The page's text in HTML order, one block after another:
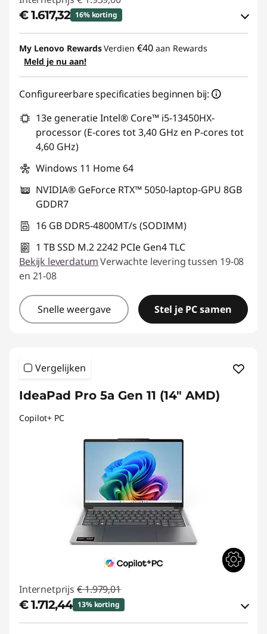
€ 1.617,32 16% korting
eCoupon-besparingen :-€ 321,68
eCoupon gebruiken :
My Lenovo RewardsVerdien €40 aan Rewards
Meld je nu aan!
Configureerbare specificaties beginnen bij:
13e generatie Intel® Core™ i5-13450HX-
processor (E-cores tot 3,40 GHz en P-cores tot
4,60 GHz)
Windows 11 Home 64
NVIDIA® GeForce RTX™ 5050-laptop-GPU 8GB
GDDR7
16 GB DDR5-4800MT/s (SODIMM)
1 TB SSD M.2 2242 PCIe Gen4 TLC
Bekijk leverdatumVerwachte levering tussen 19-08
en 21-08
Snelle weergave Stel je PC samen
Vergelijken
IdeaPad Pro 5a Gen 11 (14" AMD)
Copilot+ PC
Internetprijs € 1.979,01
€ 1.712,44 13% korting
eCoupon-besparingen :-€ 266,57